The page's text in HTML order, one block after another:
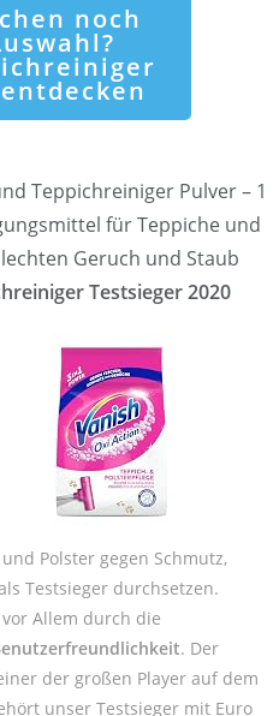
noch
Teppichreiniger Pulver – 1
für Teppiche und
Geruch und Staub
Testsieger 2020
Polster gegen Schmutz,
Testsieger durchsetzen.
Allem durch die
. Der
der großen Player auf dem
unser Testsieger mit Euro